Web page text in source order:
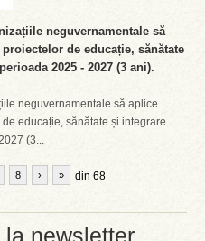
newsletter
neguvernamentale să
de educație, sănătate
2025 - 2027 (3 ani).
neguvernamentale să aplice
educație, sănătate și integrare
(3...
8 din 68
› »